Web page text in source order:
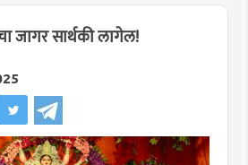
जागर सार्थकी लागेल!